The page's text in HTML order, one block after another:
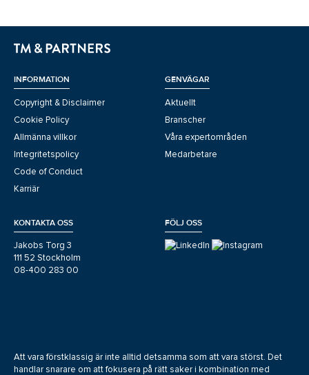
INFORMATION
Copyright & Disclaimer
Cookie Policy
Allmänna villkor
Integritetspolicy
Code of Conduct
Karriär
GENVÄGAR
Aktuellt
Branscher
Våra expertområden
Medarbetare
KONTAKTA OSS
Jakobs Torg 3
111 52 Stockholm
08-400 283 00
FÖLJ OSS
Att vara förstklassig är inte alltid detsamma som att vara störst. Det
handlar snarare om att fokusera på rätt saker i kombination med